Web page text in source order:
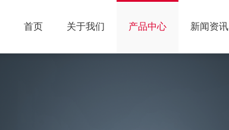
首页 关于我们 产品中心 新闻资讯